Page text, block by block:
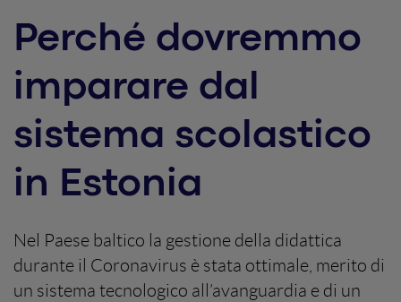
Perché dovremmo
imparare dal
sistema scolastico
in Estonia
Nel Paese baltico la gestione della didattica
durante il Coronavirus è stata ottimale, merito di
un sistema tecnologico all’avanguardia e di un